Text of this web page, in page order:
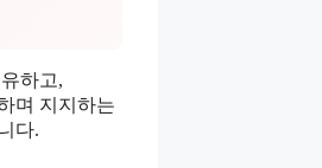
하고,
며 지지하는
다.